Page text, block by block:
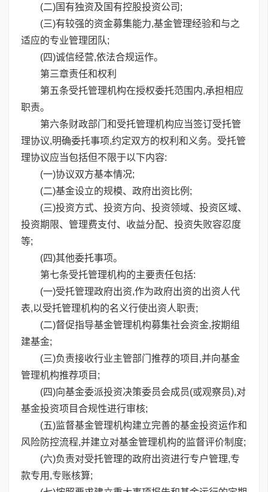
(二)国有独资及国有控股投资公司;
(三)有较强的资金募集能力,基金管理经验和与之
适应的专业管理团队;
(四)诚信经营,依法合规运作。
第三章责任和权利
第五条受托管理机构在授权委托范围内,承担相应
职责。
第六条财政部门和受托管理机构应当签订受托管
理协议,明确委托事项,约定双方的权利和义务。受托管
理协议应当包括但不限于以下内容:
(一)协议双方基本情况;
(二)基金设立的规模、政府出资比例;
(三)投资方式、投资方向、投资领域、投资区域、
投资期限、管理费支付、收益分配、投资失败容忍度
等;
(四)其他委托事项。
第七条受托管理机构的主要责任包括:
(一)受托管理政府出资,作为政府出资的出资人代
表,以受托管理机构的名义行使出资人职责;
(二)督促指导基金管理机构募集社会资金,按期组
建基金;
(三)负责接收行业主管部门推荐的项目,并向基金
管理机构推荐项目;
(四)向基金委派投资决策委员会成员(或观察员),对
基金投资项目合规性进行审核;
(五)监督基金管理机构建立完善的基金投资运作和
风险防控流程,并建立对基金管理机构的监督评价制度;
(六)负责对受托管理的政府出资进行专户管理,专
款专用,专账核算;